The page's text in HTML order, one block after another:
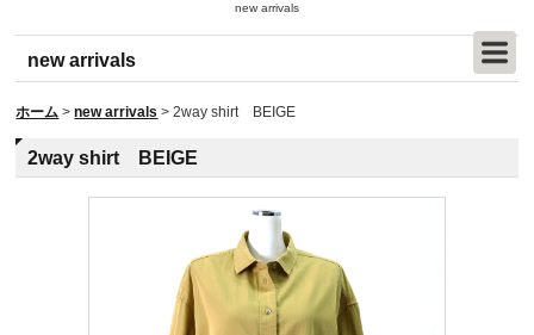
new arrivals
new arrivals
ホーム > new arrivals > 2way shirt BEIGE
2way shirt BEIGE